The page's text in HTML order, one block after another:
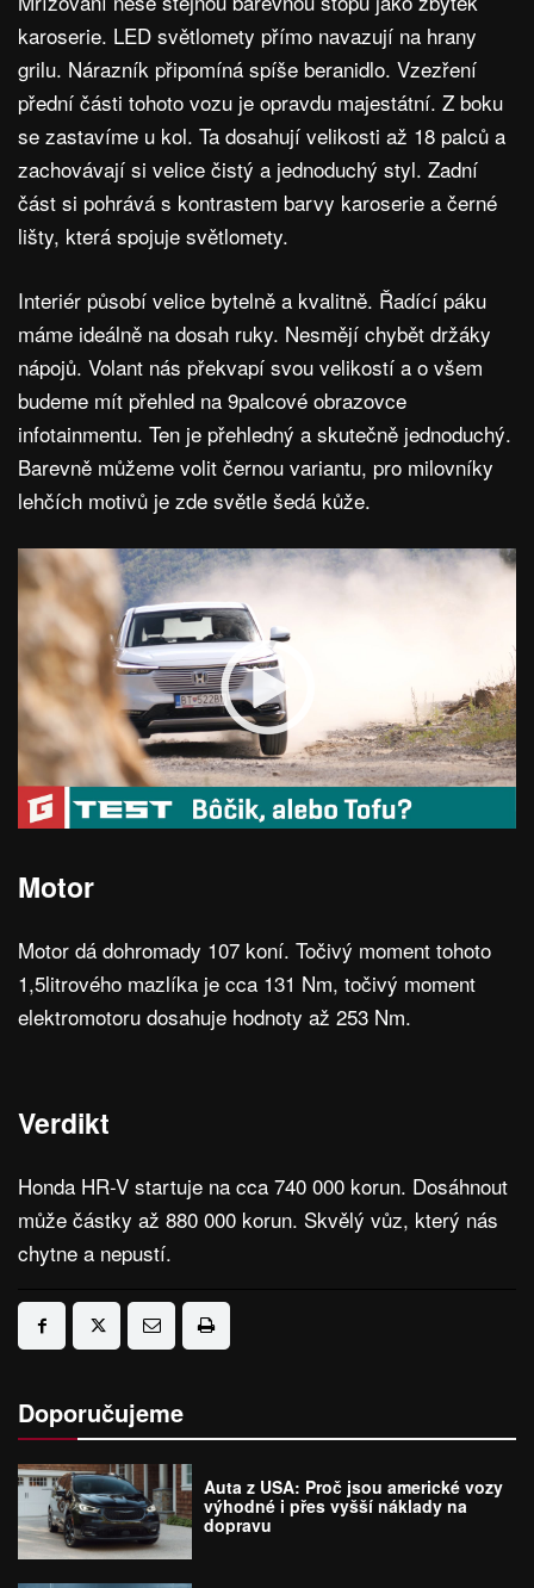
karoserie. LED světlomety přímo navazují na hrany
grilu. Nárazník připomíná spíše beranidlo. Vzezření
přední části tohoto vozu je opravdu majestátní. Z boku
se zastavíme u kol. Ta dosahují velikosti až 18 palců a
zachovávají si velice čistý a jednoduchý styl. Zadní
část si pohrává s kontrastem barvy karoserie a černé
lišty, která spojuje světlomety.
Interiér působí velice bytelně a kvalitně. Řadící páku
máme ideálně na dosah ruky. Nesmějí chybět držáky
nápojů. Volant nás překvapí svou velikostí a o všem
budeme mít přehled na 9palcové obrazovce
infotainmentu. Ten je přehledný a skutečně jednoduchý.
Barevně můžeme volit černou variantu, pro milovníky
lehčích motivů je zde světle šedá kůže.
Motor
Motor dá dohromady 107 koní. Točivý moment tohoto
1,5litrového mazlíka je cca 131 Nm, točivý moment
elektromotoru dosahuje hodnoty až 253 Nm.
Verdikt
Honda HR-V startuje na cca 740 000 korun. Dosáhnout
může částky až 880 000 korun. Skvělý vůz, který nás
chytne a nepustí.
Doporučujeme
Auta z USA: Proč jsou americké vozy
výhodné i přes vyšší náklady na
dopravu